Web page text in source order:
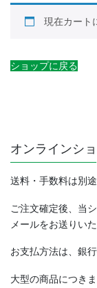
現在カート
ショップに戻る
オンラインシ
送料・手数料は別途
ご注文確定後、当
メールをお送りいた
お支払方法は、銀
大型の商品につき